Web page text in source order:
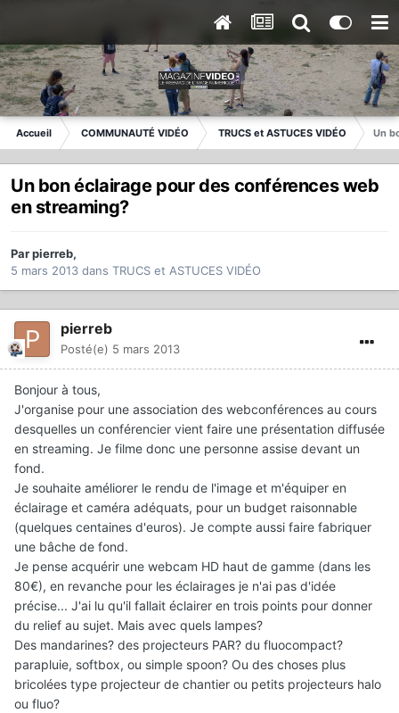
Accueil COMMUNAUTÉ VIDÉO TRUCS et ASTUCES VIDÉO Un
Un bon éclairage pour des conférences web
en streaming?
Parpierreb,
5 mars 2013 dans TRUCS et ASTUCES VIDÉO
pierreb
Posté(e) 5 mars 2013
Bonjour à tous,
J'organise pour une association des webconférences au cours
desquelles un conférencier vient faire une présentation diffusée
en streaming. Je filme donc une personne assise devant un
fond.
Je souhaite améliorer le rendu de l'image et m'équiper en
éclairage et caméra adéquats, pour un budget raisonnable
(quelques centaines d'euros). Je compte aussi faire fabriquer
une bâche de fond.
Je pense acquérir une webcam HD haut de gamme (dans les
80€), en revanche pour les éclairages je n'ai pas d'idée
précise... J'ai lu qu'il fallait éclairer en trois points pour donner
du relief au sujet. Mais avec quels lampes?
Des mandarines? des projecteurs PAR? du fluocompact?
parapluie, softbox, ou simple spoon? Ou des choses plus
bricolées type projecteur de chantier ou petits projecteurs halo
ou fluo?